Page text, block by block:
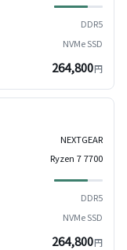
DDR5
NVMe SSD
264,800円
NEXTGEAR
Ryzen 7 7700
DDR5
NVMe SSD
264,800円